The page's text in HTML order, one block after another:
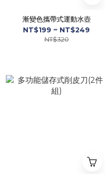
漸變色攜帶式運動水壺
NT$199 ~ NT$249
NT$320